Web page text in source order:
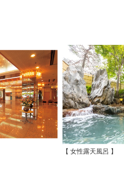
【 女性露天風呂 】